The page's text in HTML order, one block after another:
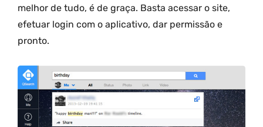
melhor de tudo, é de graça. Basta acessar o site,
efetuar login com o aplicativo, dar permissão e
pronto.